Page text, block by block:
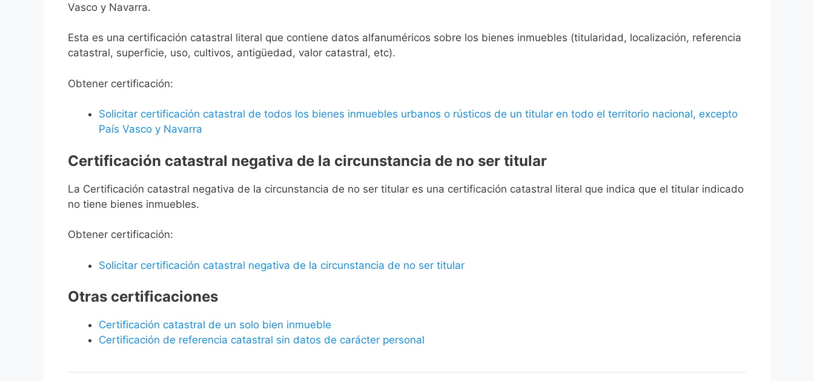
Vasco y Navarra.
Esta es una certificación catastral literal que contiene datos alfanuméricos sobre los bienes inmuebles (titularidad, localización, referencia
catastral, superficie, uso, cultivos, antigüedad, valor catastral, etc).
Obtener certificación:
Solicitar certificación catastral de todos los bienes inmuebles urbanos o rústicos de un titular en todo el territorio nacional, excepto
País Vasco y Navarra
Certificación catastral negativa de la circunstancia de no ser titular
La Certificación catastral negativa de la circunstancia de no ser titular es una certificación catastral literal que indica que el titular indicado
no tiene bienes inmuebles.
Obtener certificación:
Solicitar certificación catastral negativa de la circunstancia de no ser titular
Otras certificaciones
Certificación catastral de un solo bien inmueble
Certificación de referencia catastral sin datos de carácter personal